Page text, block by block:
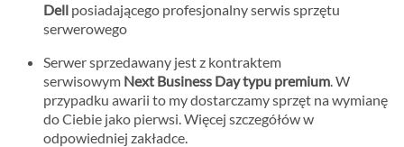
Dell posiadającego profesjonalny serwis sprzętu
serwerowego
Serwer sprzedawany jest z kontraktem
serwisowym Next Business Day typu premium. W
przypadku awarii to my dostarczamy sprzęt na wymianę
do Ciebie jako pierwsi. Więcej szczegółów w
odpowiedniej zakładce.